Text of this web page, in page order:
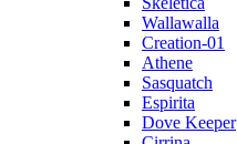
Wallawalla
Creation-01
Athene
Sasquatch
Espirita
Dove Keeper